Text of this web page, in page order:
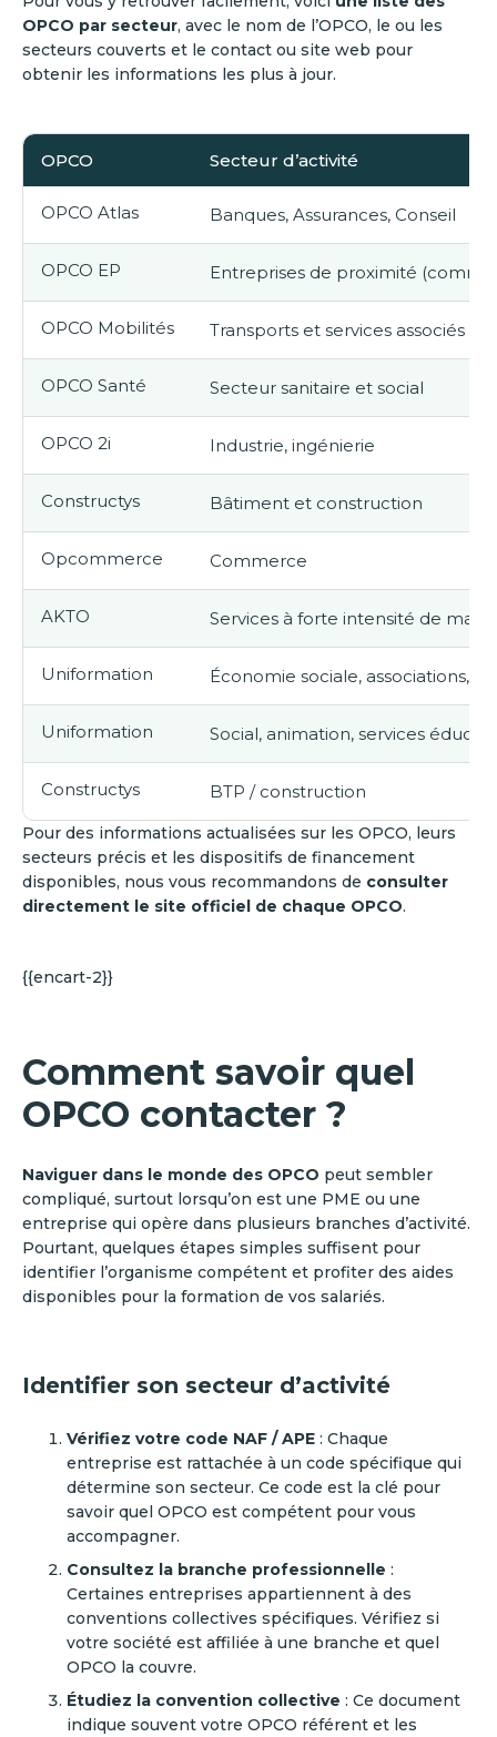
OPCO par secteur, avec le nom de l’OPCO, le ou les
secteurs couverts et le contact ou site web pour
obtenir les informations les plus à jour.
OPCO Secteur d’activité
OPCO Atlas Banques, Assurances, Conseil
OPCO EP Entreprises de proximité
OPCO Mobilités Transports et services associés
OPCO Santé Secteur sanitaire et social
OPCO 2i Industrie, ingénierie
Constructys Bâtiment et construction
Opcommerce Commerce
AKTO Services à forte intensité de
Uniformation Économie sociale, associations,
Uniformation Social, animation, services
Constructys BTP / construction
Pour des informations actualisées sur les OPCO, leurs
secteurs précis et les dispositifs de financement
disponibles, nous vous recommandons de consulter
directement le site officiel de chaque OPCO.
{{encart-2}}
Comment savoir quel
OPCO contacter ?
Naviguer dans le monde des OPCO peut sembler
compliqué, surtout lorsqu’on est une PME ou une
entreprise qui opère dans plusieurs branches d’activité.
Pourtant, quelques étapes simples suffisent pour
identifier l’organisme compétent et profiter des aides
disponibles pour la formation de vos salariés.
Identifier son secteur d’activité
Vérifiez votre code NAF / APE : Chaque
entreprise est rattachée à un code spécifique qui
détermine son secteur. Ce code est la clé pour
savoir quel OPCO est compétent pour vous
accompagner.
Consultez la branche professionnelle :
Certaines entreprises appartiennent à des
conventions collectives spécifiques. Vérifiez si
votre société est affiliée à une branche et quel
OPCO la couvre.
Étudiez la convention collective : Ce document
indique souvent votre OPCO référent et les